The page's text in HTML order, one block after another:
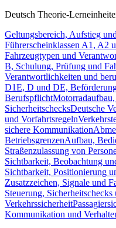
Deutsch Theorie-
Geltungsbereich, Aufstieg
Führerscheinklassen A1, A2
Fahrzeugtypen und
B, Schulung, Prüfung und
Verantwortlichkeiten und
D1E, D und DE,
Berufspflicht
SicherheitschecksDeutsche
und Vorfahrtsregeln
sichere Kommunikation
BetriebsgrenzenAufbau,
Straßenzulassung von
Sichtbarkeit, Beobachtung
Sichtbarkeit, Positionierung
Zusatzzeichen, Signale und
Steuerung, Sicherheitschecks
Verkehrssicherheit
Kommunikation und